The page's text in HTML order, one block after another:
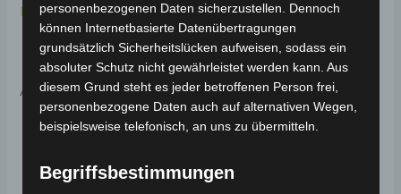
Motor Elektro-Scooter VS2
Ähnliche Produkte
personenbezogenen Daten sicherzustellen. Dennoch
können Internetbasierte Datenübertragungen
grundsätzlich Sicherheitslücken aufweisen, sodass ein
absoluter Schutz nicht gewährleistet werden kann. Aus
diesem Grund steht es jeder betroffenen Person frei,
personenbezogene Daten auch auf alternativen Wegen,
beispielsweise telefonisch, an uns zu übermitteln.
Begriffsbestimmungen